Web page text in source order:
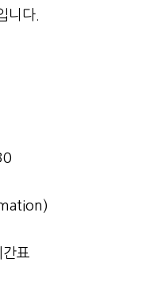
니다.
표